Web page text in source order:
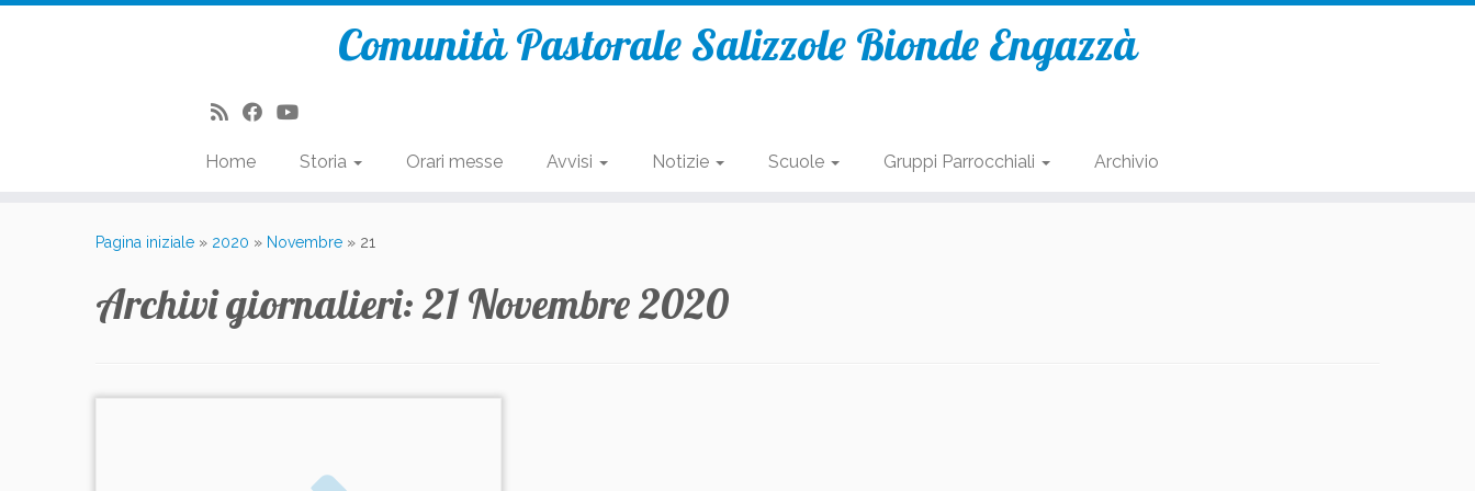
Comunità Pastorale Salizzole Bionde Engazzà
Home Storia Orari messe Avvisi Notizie Scuole Gruppi Parrocchiali Archivio
Pagina iniziale » 2020 » Novembre » 21
Archivi giornalieri:21 Novembre 2020